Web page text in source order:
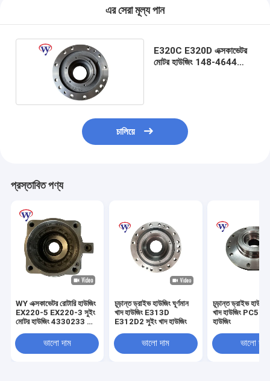
এর সেরা মূল্য পান
E320C E320D এক্সকাভেটর
মোটর হাউজিং 148-4644
চালিয়ে
প্রস্তাবিত পণ্য
WY এক্সকাভেটর রোটারি হাউজিং
EX220-5 EX220-3 সুইং
মোটর হাউজিং 4330233 কেস
ভালো দাম
চূড়ান্ত ড্রাইভ হাউজিং ঘূর্ণমান
খাদ হাউজিং E313D
E312D2 সুইং খাদ হাউজিং
ভালো দাম
চূড়ান্ত ড্রাইভ হাউজিং
খাদ হাউজিং PC56
হাউজিং
ভালো দাম